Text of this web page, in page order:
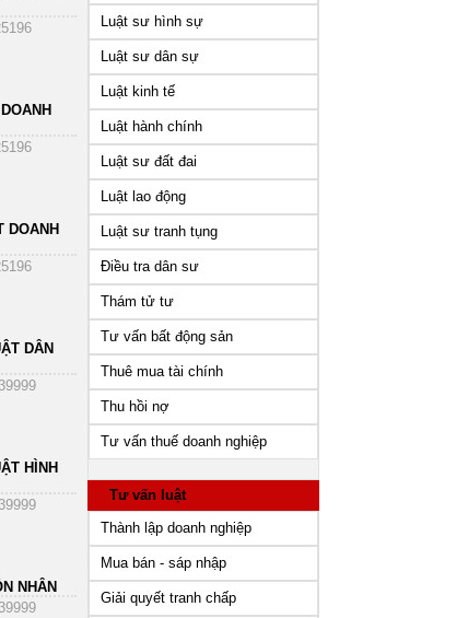
DOANH
DÂN
HÌNH
NHÂN
Luật sư hình sự
Luật sư dân sự
Luật kinh tế
Luật hành chính
Luật sư đất đai
Luật lao động
Luật sư tranh tụng
Điều tra dân sư
Thám tử tư
Tư vấn bất động sản
Thuê mua tài chính
Thu hồi nợ
Tư vấn thuế doanh nghiệp
Tư vấn luật
Thành lập doanh nghiệp
Mua bán - sáp nhập
Giải quyết tranh chấp